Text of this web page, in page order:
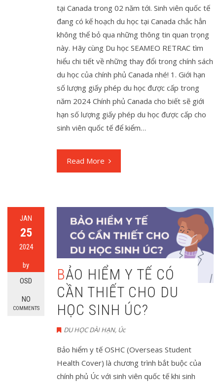
tại Canada trong 02 năm tới. Sinh viên quốc tế
đang có kế hoạch du học tại Canada chắc hẳn
không thể bỏ qua những thông tin quan trọng
này. Hãy cùng Du học SEAMEO RETRAC tìm
hiểu chi tiết về những thay đổi trong chính sách
du học của chính phủ Canada nhé! 1. Giới hạn
số lượng giấy phép du học được cấp trong
năm 2024 Chính phủ Canada cho biết sẽ giới
hạn số lượng giấy phép du học được cấp cho
sinh viên quốc tế để kiểm…
Read More
JAN
25
2024
by
OSD
NO
COMMENTS
BẢO HIỂM Y TẾ CÓ
CẦN THIẾT CHO DU
HỌC SINH ÚC?
DU HỌC DÀI HẠN, Úc
Bảo hiểm y tế OSHC (Overseas Student
Health Cover) là chương trình bắt buộc của
chính phủ Úc với sinh viên quốc tế khi sinh